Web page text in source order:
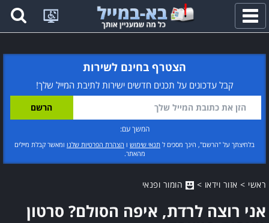
פתח
תפריט
הצטרף בחינם לשירות
קבל עדכונים על תכנים חדשים ישירות לתיבת המייל שלך!
המשך עם:
בלחיצתך על "הרשם", הינך מסכים ל תנאי שימוש ו הצהרת הפרטיות שלנו ומאשר קבלת מיילים
מהאתר.
ראשי > אזור וידאו > הומור ופנאי
אני רוצה לרדת, איפה הסולם? סרטון